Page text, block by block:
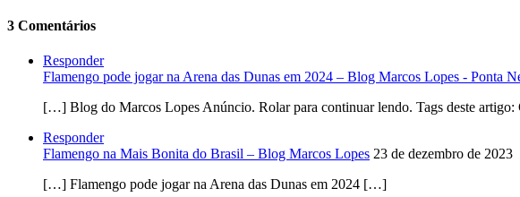
3 Comentários
Responder
Flamengo pode jogar na Arena das Dunas em 2024 – Blog Marcos Lopes - Ponta
[…] Blog do Marcos Lopes Anúncio. Rolar para continuar lendo. Tags deste
Responder
Flamengo na Mais Bonita do Brasil – Blog Marcos Lopes 23 de dezembro de 2023
[…] Flamengo pode jogar na Arena das Dunas em 2024 […]